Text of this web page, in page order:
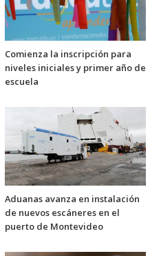
Comienza la inscripción para
niveles iniciales y primer año de
escuela
Aduanas avanza en instalación
de nuevos escáneres en el
puerto de Montevideo